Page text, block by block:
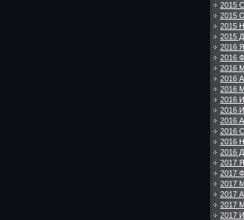
2015
2015
2015
2015
2016
2016
2016
2016
2016
2016
2016
2016
2016
2016
2016
2017
2017
2017
2017
2017
2017